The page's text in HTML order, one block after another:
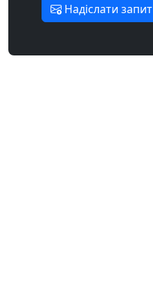
Надіслати запит